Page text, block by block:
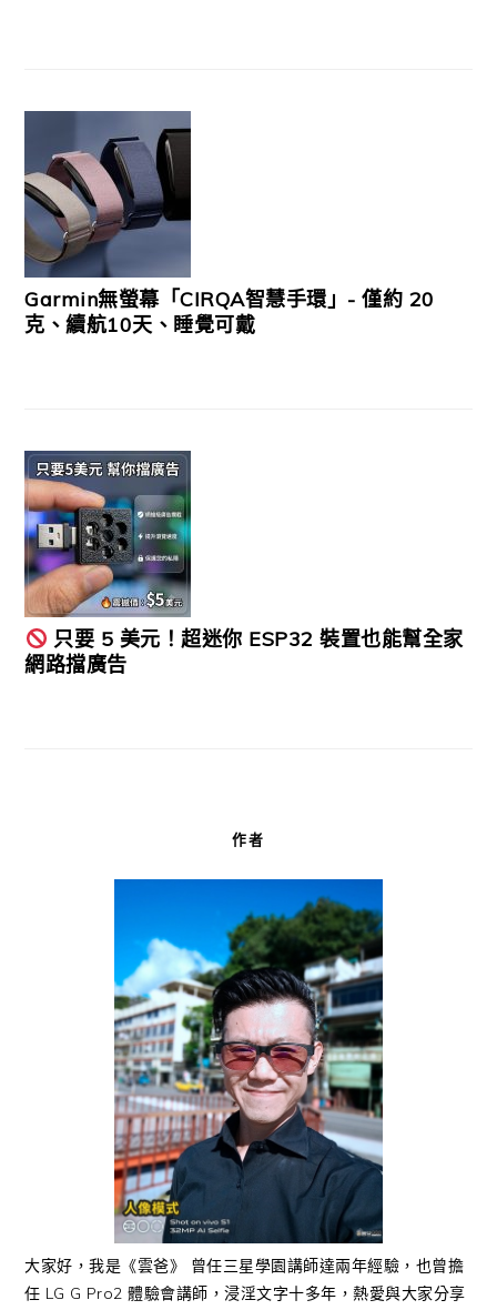
Garmin無螢幕「CIRQA智慧手環」- 僅約 20
克、續航10天、睡覺可戴
只要 5 美元！超迷你 ESP32 裝置也能幫全家
網路擋廣告
作者
大家好，我是《雲爸》 曾任三星學園講師達兩年經驗，也曾擔
任 LG G Pro2 體驗會講師，浸淫文字十多年，熱愛與大家分享